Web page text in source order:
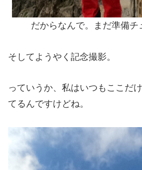
だからなんで。まだ準備チ
そしてようやく記念撮影。
っていうか、私はいつもここだ
てるんですけどね。